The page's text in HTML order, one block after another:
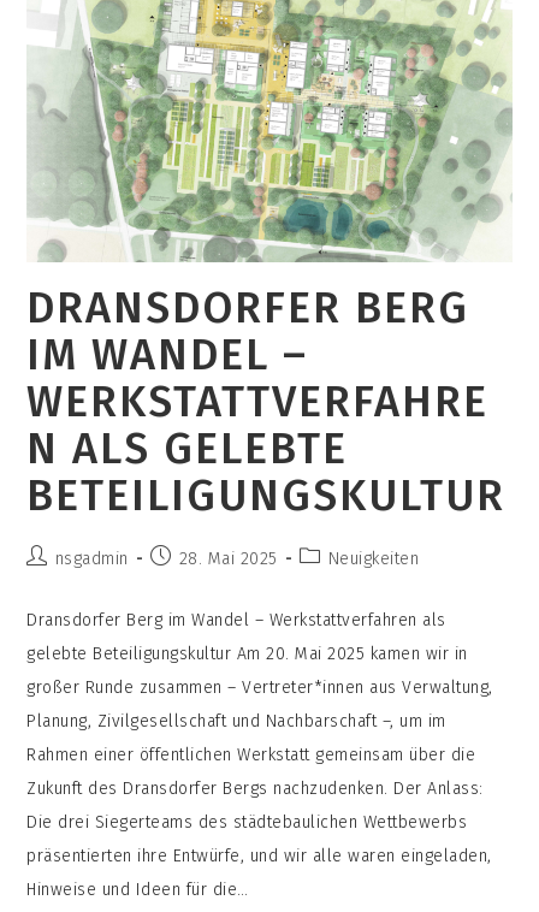
DRANSDORFER BERG
IM WANDEL –
WERKSTATTVERFAHRE
N ALS GELEBTE
BETEILIGUNGSKULTUR
Beitrags-
nsgadmin
Beitrag28. Mai 2025
Beitrags-
Neuigkeiten
Dransdorfer Berg im Wandel – Werkstattverfahren als
gelebte Beteiligungskultur Am 20. Mai 2025 kamen wir in
großer Runde zusammen – Vertreter*innen aus Verwaltung,
Planung, Zivilgesellschaft und Nachbarschaft –, um im
Rahmen einer öffentlichen Werkstatt gemeinsam über die
Zukunft des Dransdorfer Bergs nachzudenken. Der Anlass:
Die drei Siegerteams des städtebaulichen Wettbewerbs
präsentierten ihre Entwürfe, und wir alle waren eingeladen,
Hinweise und Ideen für die…